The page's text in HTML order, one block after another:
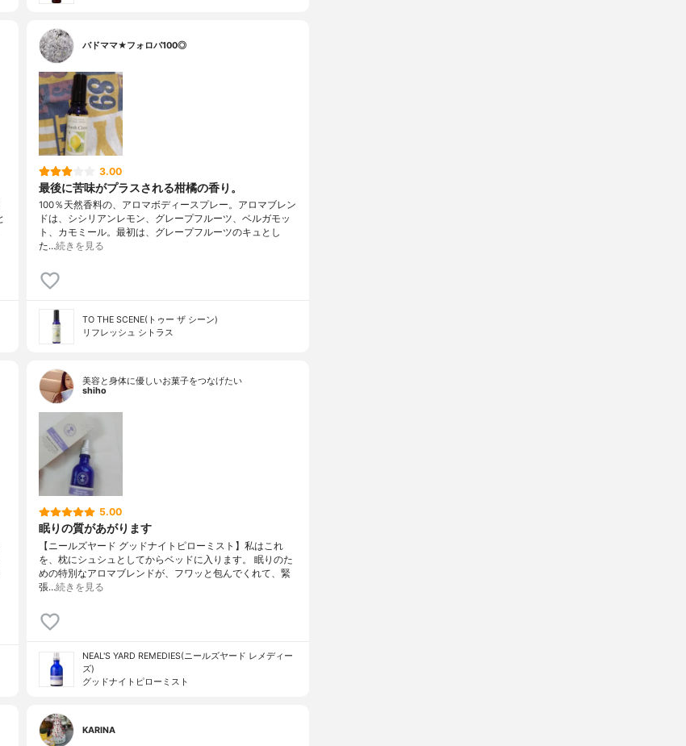
バドママ★フォロバ100◎
3.00
最後に苦味がプラスされる柑橘の香り。
100％天然香料の、アロマボディースプレー。アロマブレン
ドは、シシリアンレモン、グレープフルーツ、ベルガモッ
ト、カモミール。最初は、グレープフルーツのキュとし
た…続きを見る
TO THE SCENE(トゥー ザ シーン)
リフレッシュ シトラス
美容と身体に優しいお菓子をつなげたい
shiho
5.00
眠りの質があがります
【ニールズヤード グッドナイトピローミスト】私はこれ
を、枕にシュシュとしてからベッドに入ります。 眠りのた
めの特別なアロマブレンドが、フワッと包んでくれて、緊
張…続きを見る
NEAL'S YARD REMEDIES(ニールズヤード レメディー
ズ)
グッドナイトピローミスト
KARINA